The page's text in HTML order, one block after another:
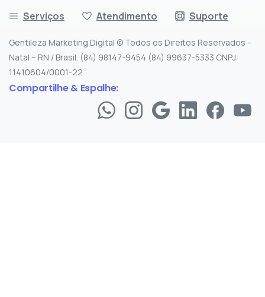
Serviços Atendimento Suporte
Gentileza Marketing Digital © Todos os Direitos Reservados –
Natal – RN / Brasil. (84) 98147-9454 (84) 99637-5333 CNPJ:
11410604/0001-22
Compartilhe & Espalhe: